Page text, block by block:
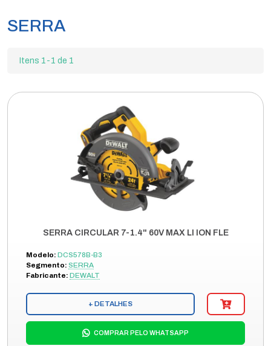
SERRA
Itens 1-1 de 1
SERRA CIRCULAR 7-1.4" 60V MAX LI ION FLE
Modelo: DCS578B-B3
Segmento: SERRA
Fabricante: DEWALT
+ DETALHES
COMPRAR PELO WHATSAPP